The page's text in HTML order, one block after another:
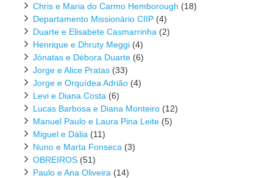
Chris e Maria do Carmo Hemborough (18)
Departamento Missionário CIIP (4)
Duarte e Elisabete Casmarrinha (2)
Henrique e Dhruty Meggi (4)
Jónatas e Débora Duarte (6)
Jorge e Alice Pratas (33)
Jorge e Orquídea Adrião (4)
Levi e Diana Costa (6)
Lucas Barbosa e Diana Monteiro (12)
Manuel Paulo e Laura Pina Leite (5)
Miguel e Dália (11)
Nuno e Marta Fonseca (3)
OBREIROS (51)
Paulo e Ana Oliveira (14)